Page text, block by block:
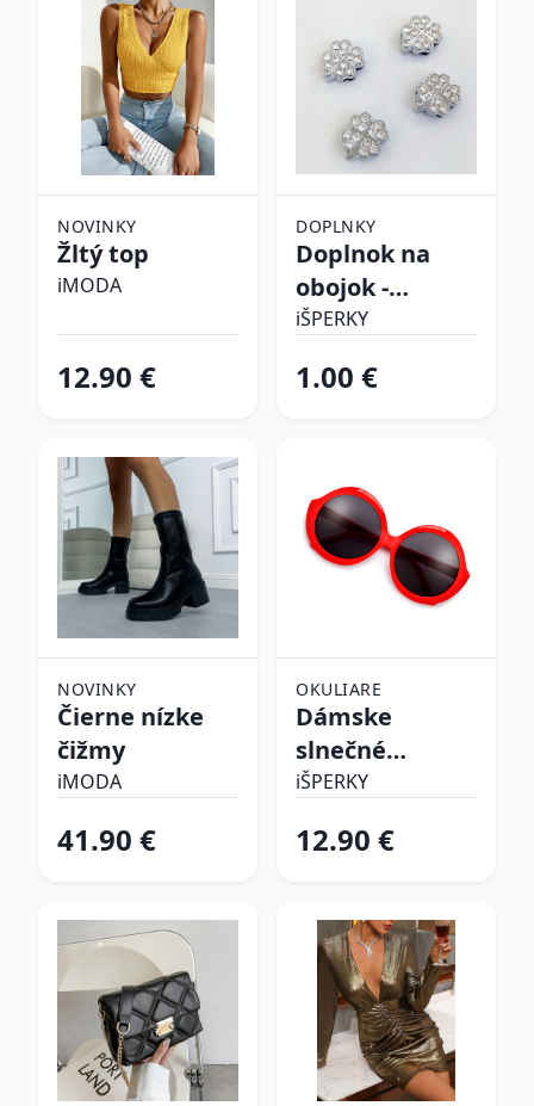
NOVINKY
Žltý top
iMODA
12.90 €
DOPLNKY
Doplnok na
obojok -
Štvorlístok
iŠPERKY
1.00 €
NOVINKY
Čierne nízke
čižmy
iMODA
41.90 €
OKULIARE
Dámske
slnečné
okuliare
iŠPERKY
12.90 €